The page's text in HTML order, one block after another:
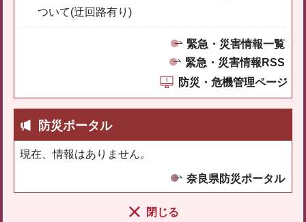
ついて(迂回路有り)
緊急・災害情報一覧
緊急・災害情報RSS
防災・危機管理ページ
防災ポータル
現在、情報はありません。
奈良県防災ポータル
閉じる